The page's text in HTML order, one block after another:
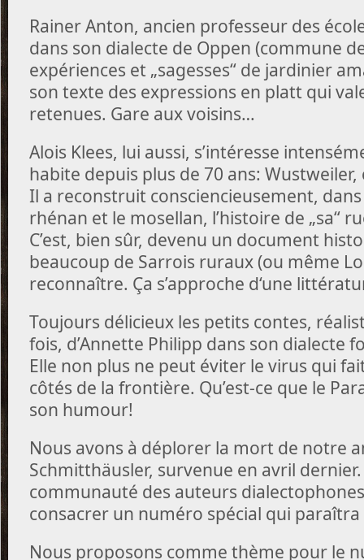
Rainer Anton, ancien professeur des
dans son dialecte de Oppen (commune
expériences et „sagesses“ de jardinier
son texte des expressions en platt qui
retenues. Gare aux voisins…
Alois Klees, lui aussi, s’intéresse
habite depuis plus de 70 ans:
Il a reconstruit consciencieusement,
rhénan et le mosellan, l’histoire de „sa“
C’est, bien sûr, devenu un document
beaucoup de Sarrois ruraux (ou même
reconnaître. Ça s’approche d‘une
Toujours délicieux les petits contes,
fois, d’Annette Philipp dans son dialecte
Elle non plus ne peut éviter le virus qui
côtés de la frontière. Qu’est-ce que le
son humour!
Nous avons à déplorer la mort de notre
Schmitthäusler, survenue en avril
communauté des auteurs
consacrer un numéro spécial qui
Nous proposons comme thème pour le